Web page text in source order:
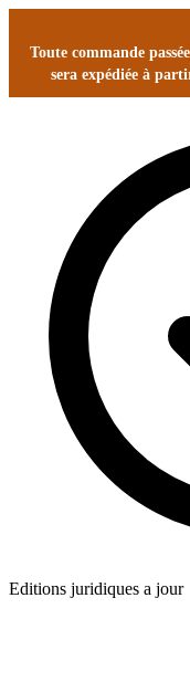
Toute commande
sera expédiée à
Editions juridiques a jour